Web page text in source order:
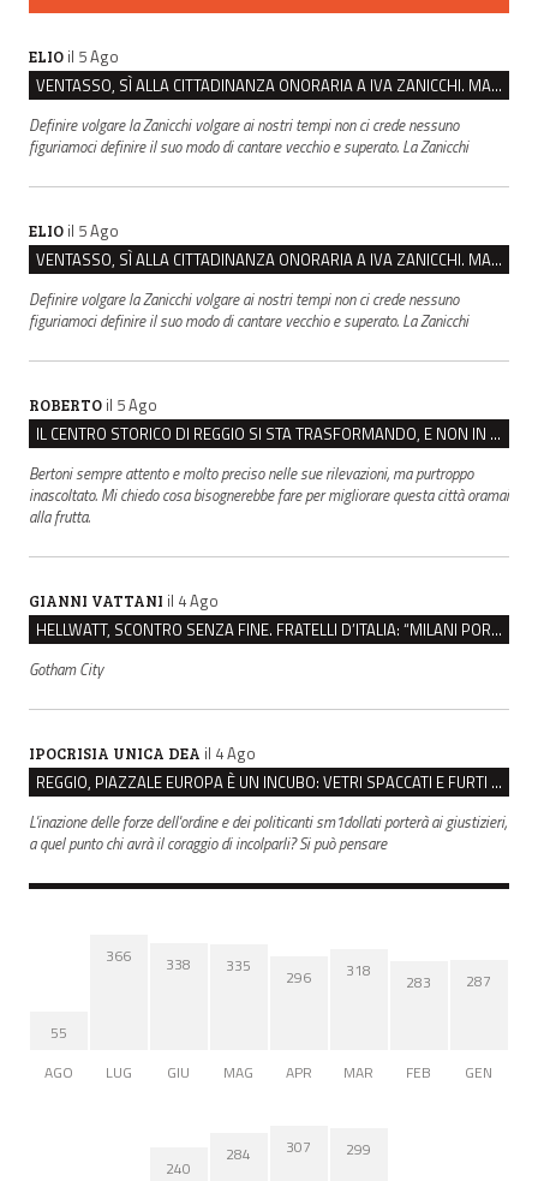
ELIO il 5 Ago
VENTASSO, SÌ ALLA CITTADINANZA ONORARIA A IVA ZANICCHI. MA BARGIACCHI: “È DI PESSIMO GUSTO”
Definire volgare la Zanicchi volgare ai nostri tempi non ci crede nessuno
figuriamoci definire il suo modo di cantare vecchio e superato. La Zanicchi
ELIO il 5 Ago
VENTASSO, SÌ ALLA CITTADINANZA ONORARIA A IVA ZANICCHI. MA BARGIACCHI: “È DI PESSIMO GUSTO”
Definire volgare la Zanicchi volgare ai nostri tempi non ci crede nessuno
figuriamoci definire il suo modo di cantare vecchio e superato. La Zanicchi
ROBERTO il 5 Ago
IL CENTRO STORICO DI REGGIO SI STA TRASFORMANDO, E NON IN MEGLIO
Bertoni sempre attento e molto preciso nelle sue rilevazioni, ma purtroppo
inascoltato. Mi chiedo cosa bisognerebbe fare per migliorare questa città oramai
alla frutta.
GIANNI VATTANI il 4 Ago
HELLWATT, SCONTRO SENZA FINE. FRATELLI D’ITALIA: “MILANI PORTA DOCUMENTI, DE FRANCO INSULTI”
Gotham City
IPOCRISIA UNICA DEA il 4 Ago
REGGIO, PIAZZALE EUROPA È UN INCUBO: VETRI SPACCATI E FURTI SULLE AUTO IN SOSTA
L'inazione delle forze dell'ordine e dei politicanti sm1dollati porterà ai giustizieri,
a quel punto chi avrà il coraggio di incolparli? Si può pensare
55
AGO
366
LUG
338
GIU
335
MAG
296
APR
318
MAR
283
FEB
287
GEN
240
284 307 299